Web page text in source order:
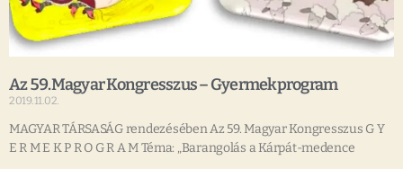
Az 59.Magyar Kongresszus – Gyermekprogram
2019.11.02.
MAGYAR TÁRSASÁG rendezésében Az 59. Magyar Kongresszus G Y
E R M E K P R O G R A M Téma: „Barangolás a Kárpát-medence